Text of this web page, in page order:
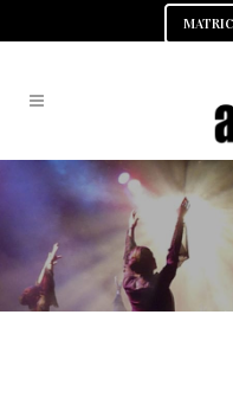
¡Los